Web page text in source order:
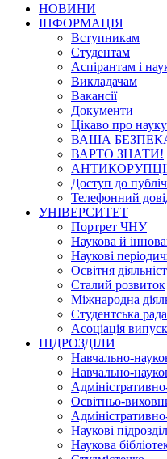
НОВИНИ
ІНФОРМАЦІЯ
Вступникам
Студентам
Аспірантам і
Викладачам
Вакансії
Документи
Цікаво про науку
ВАША
ВАРТО ЗНАТИ!
Доступ до
Телефонний
УНІВЕРСИТЕТ
Портрет ЧНУ
Наукова й
Наукові
Освітня
Сталий розвиток
Міжнародна
Студентська рада
Асоціація
ПІДРОЗДІЛИ
Навчально-
Навчально-
Освітньо-
Наукові
Наукова